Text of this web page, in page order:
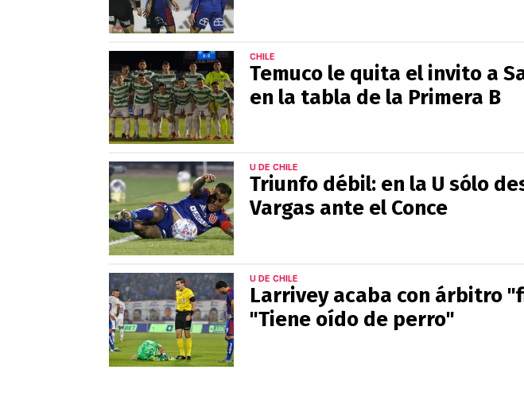
CHILE
Temuco le quita el invito a
en la tabla de la Primera B
U DE CHILE
Triunfo débil: en la U sólo
Vargas ante el Conce
U DE CHILE
Larrivey acaba con árbitro
"Tiene oído de perro"